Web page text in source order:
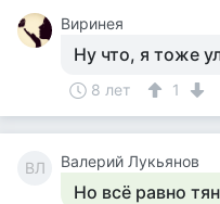
Виринея
Ну что, я тоже
8 лет 1
ВЛ Валерий Лукьянов
Но всё равно